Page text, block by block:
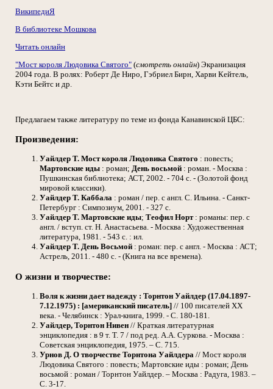
ВикипедиЯ
В библиотеке Мошкова
Читать онлайн
"Мост короля Людовика Святого" (смотреть онлайн) Экранизация
2004 года. В ролях: Роберт Де Ниро, Гэбриел Бирн, Харви Кейтель,
Кэти Бейтс и др.
Предлагаем также литературу по теме из фонда Канавинской ЦБС:
Произведения:
Уайлдер Т. Мост короля Людовика Святого : повесть;
Мартовские иды : роман; День восьмой : роман. - Москва :
Пушкинская библиотека; АСТ, 2002. - 704 с. - (Золотой фонд
мировой классики).
Уайлдер Т. Каббала : роман / пер. с англ. С. Ильина. - Санкт-
Петербург : Симпозиум, 2001. - 327 с.
Уайлдер Т. Мартовские иды; Теофил Норт : романы: пер. с
англ. / вступ. ст. Н. Анастасьева. - Москва : Художественная
литература, 1981. - 543 с. : ил.
Уайлдер Т. День Восьмой : роман: пер. с англ. - Москва : АСТ;
Астрель, 2011. - 480 с. - (Книга на все времена).
О жизни и творчестве:
Воля к жизни дает надежду : Торнтон Уайлдер (17.04.1897-
7.12.1975) : [американский писатель] // 100 писателей ХХ
века. - Челябинск : Урал-книга, 1999. - С. 180-181.
Уайлдер, Торнтон Нивен // Краткая литературная
энциклопедия : в 9 т. Т. 7 / под ред. А.А. Суркова. - Москва :
Советская энциклопедия, 1975. – С. 715.
Урнов Д. О творчестве Торнтона Уайлдера // Мост короля
Людовика Святого : повесть; Мартовские иды : роман; День
восьмой : роман / Торнтон Уайлдер. – Москва : Радуга, 1983. –
С. 3-17.